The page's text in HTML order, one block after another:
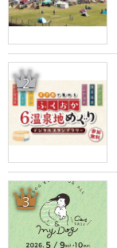
2
3